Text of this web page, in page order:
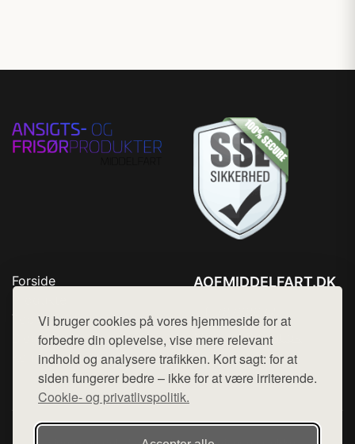
Vi bruger cookies på vores hjemmeside for at
forbedre din oplevelse, vise mere relevant
indhold og analysere trafikken. Kort sagt: for at
siden fungerer bedre – ikke for at være irriterende.
Cookie- og privatlivspolitik.
Forside
Top Rabatter
Blog
Kontakt
AOFMIDDELFART.DK
Mail: hej@want.dk
Cookie- og privatlivspolitik